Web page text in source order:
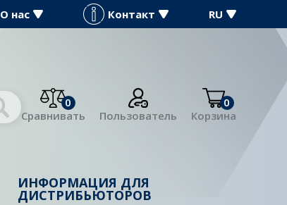
О нас Контакт RU
0
Сравнивать
Пользователь
0
Корзина
ИНФОРМАЦИЯ ДЛЯ
ДИСТРИБЬЮТОРОВ